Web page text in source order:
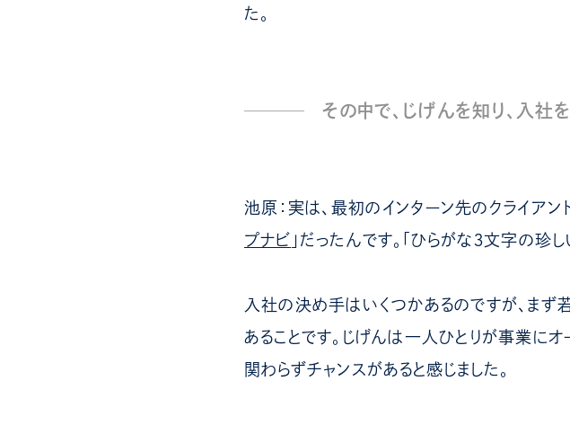
た。
その中で、じげんを知り、入社
池原：実は、最初のインターン先のクライアン
プナビ 」だったんです。「ひらがな３文字の珍
入社の決め手はいくつかあるのですが、まず
あることです。じげんは一人ひとりが事業に
関わらずチャンスがあると感じました。